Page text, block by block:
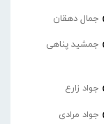
جمال دهقان
جمشید پناهی
جواد زارع
جواد مرادی